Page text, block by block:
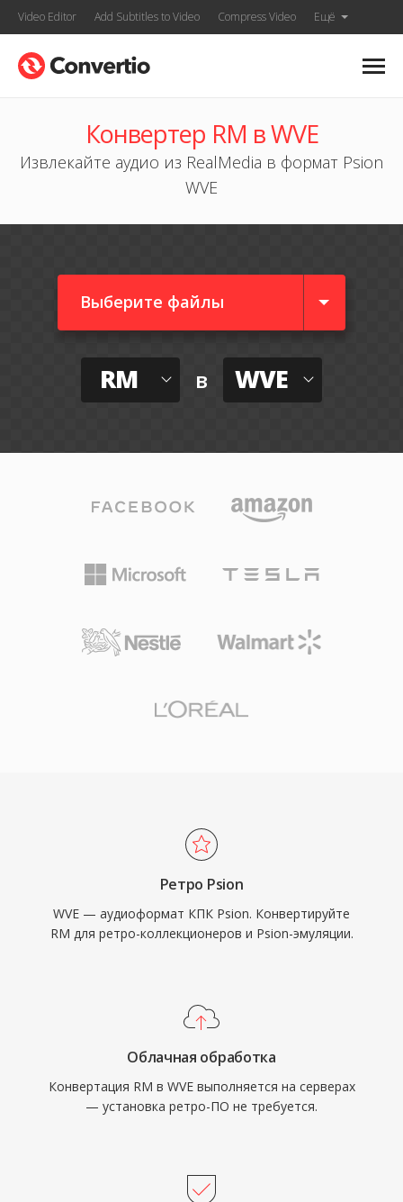
Video Editor Add Subtitles to Video Compress Video Ещё
Конвертер RM в WVE
Извлекайте аудио из RealMedia в формат Psion
WVE
Выберите файлы
RM в WVE
Ретро Psion
WVE — аудиоформат КПК Psion. Конвертируйте
RM для ретро-коллекционеров и Psion-эмуляции.
Облачная обработка
Конвертация RM в WVE выполняется на серверах
— установка ретро-ПО не требуется.